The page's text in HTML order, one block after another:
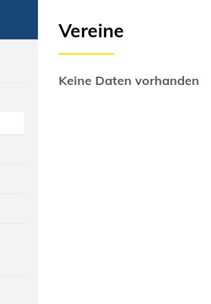
Vereine
Keine Daten vorhanden